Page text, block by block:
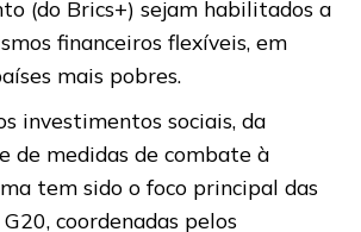
(do Brics+) sejam habilitados a
financeiros flexíveis, em
mais pobres.
investimentos sociais, da
de medidas de combate à
tem sido o foco principal das
coordenadas pelos